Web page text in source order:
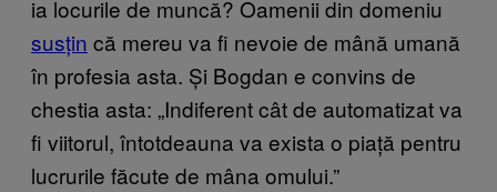
ia locurile de muncă? Oamenii din domeniu
susțin că mereu va fi nevoie de mână umană
în profesia asta. Și Bogdan e convins de
chestia asta: „Indiferent cât de automatizat va
fi viitorul, întotdeauna va exista o piață pentru
lucrurile făcute de mâna omului.”